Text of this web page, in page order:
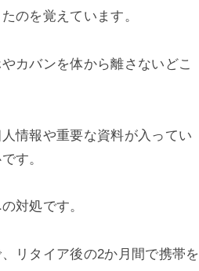
のを覚えています。
カバンを体から離さないどこ
情報や重要な資料が入ってい
す。
対処です。
リタイア後の2か月間で携帯を